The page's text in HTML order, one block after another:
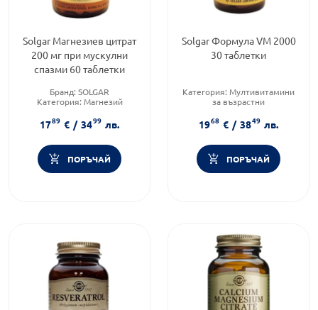
Solgar Магнезиев цитрат
200 мг при мускулни
спазми 60 таблетки
Бранд: SOLGAR
Категория: Магнезий
1789 € / 3499 лв.
ПОРЪЧАЙ
Solgar Формула VM 2000
30 таблетки
Категория: Мултивитамини
за възрастни
Форма на продукта: таблетки
1968 € / 3849 лв.
ПОРЪЧАЙ